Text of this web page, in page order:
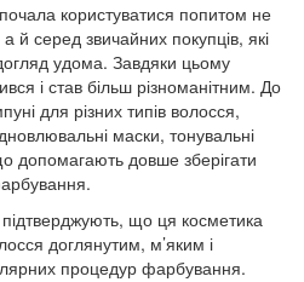
користуватися попитом не
й серед звичайних покупців, які
удома. Завдяки цьому
і став більш різноманітним. До
для різних типів волосся,
маски, тонувальні
допомагають довше зберігати
підтверджують, що ця косметика
доглянутим, м’яким і
процедур фарбування.